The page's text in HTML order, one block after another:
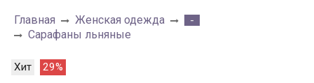
Главная Женская одежда
-
Сарафаны льняные
Хит 29%